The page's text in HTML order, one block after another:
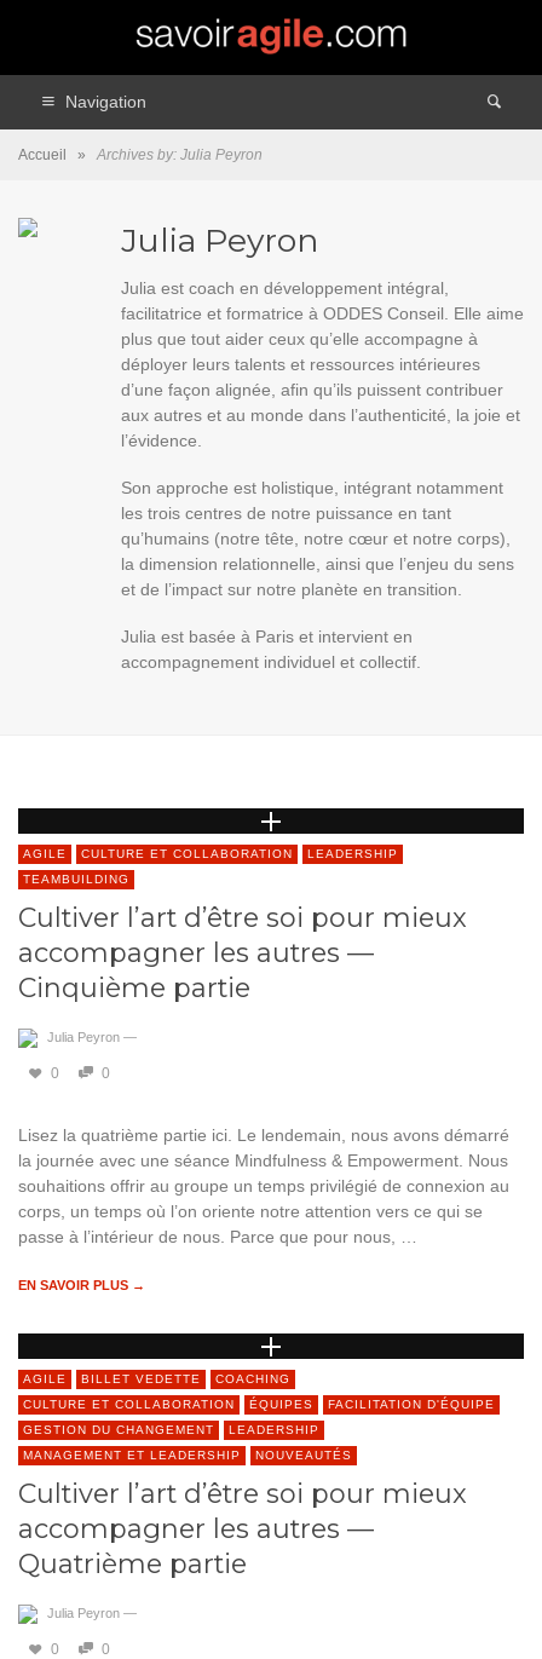
Navigation
Accueil » Archives by: Julia Peyron
Julia Peyron
Julia est coach en développement intégral,
facilitatrice et formatrice à ODDES Conseil . Elle aime
plus que tout aider ceux qu’elle accompagne à
déployer leurs talents et ressources intérieures
d’une façon alignée, afin qu’ils puissent contribuer
aux autres et au monde dans l’authenticité, la joie et
l’évidence.
Son approche est holistique, intégrant notamment
les trois centres de notre puissance en tant
qu’humains (notre tête, notre cœur et notre corps),
la dimension relationnelle, ainsi que l’enjeu du sens
et de l’impact sur notre planète en transition.
Julia est basée à Paris et intervient en
accompagnement individuel et collectif.
AGILE CULTURE ET COLLABORATION
LEADERSHIP
TEAMBUILDING
Cultiver l’art d’être soi pour mieux
accompagner les autres —
Cinquième partie
Julia Peyron —
0 0
Lisez la quatrième partie ici. Le lendemain, nous avons démarré
la journée avec une séance Mindfulness & Empowerment. Nous
souhaitions offrir au groupe un temps privilégié de connexion au
corps, un temps où l’on oriente notre attention vers ce qui se
passe à l’intérieur de nous. Parce que pour nous, …
EN SAVOIR PLUS →
AGILE BILLET VEDETTE
COACHING
CULTURE ET COLLABORATION
ÉQUIPES
FACILITATION D'ÉQUIPE
GESTION DU CHANGEMENT
LEADERSHIP
MANAGEMENT ET LEADERSHIP
NOUVEAUTÉS
Cultiver l’art d’être soi pour mieux
accompagner les autres —
Quatrième partie
Julia Peyron —
0 0